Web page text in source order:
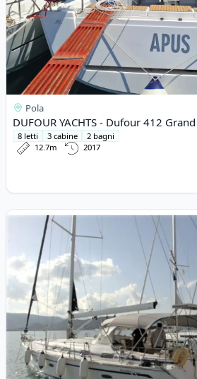
Pola
DUFOUR YACHTS - Dufour 412
8 letti 3 cabine
2 bagni
12.7m
2017
View details for BAVARIA YACHTBAU